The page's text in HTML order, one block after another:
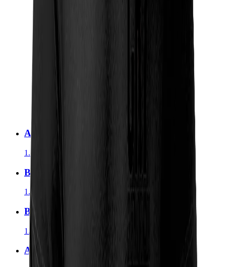
Atalanta Majica Grb
1.390,00
BVB Majica Grb
1.390,00
Barcelona Majica Grb
1.390,00
Arsenal Majica Grb